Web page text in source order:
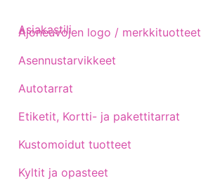
Ajoneuvojen logo / merkkituotteet
Asennustarvikkeet
Autotarrat
Etiketit, Kortti- ja pakettitarrat
Kustomoidut tuotteet
Kyltit ja opasteet
Asiakastili